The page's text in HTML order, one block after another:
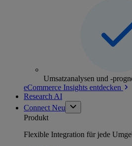
Umsatzanalysen und -
eCommerce Insights entdecken
Research AI
Connect Neu
Produkt
Flexible Integration für jede